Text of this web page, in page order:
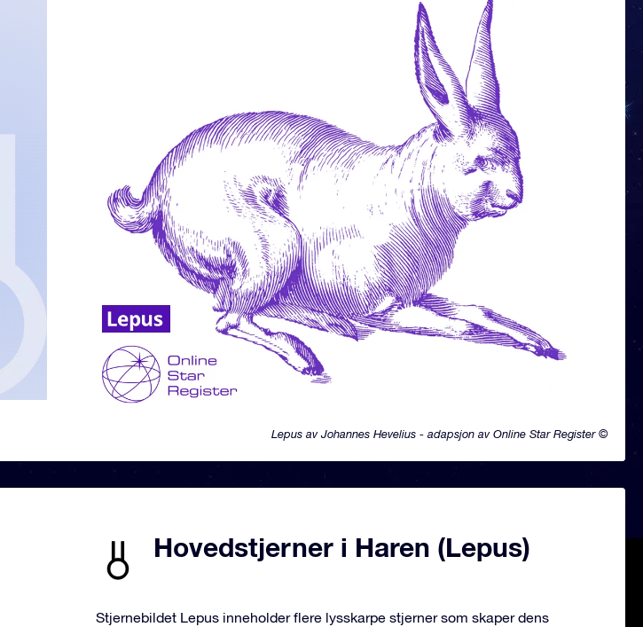
Lepus av Johannes Hevelius - adapsjon av Online Star Register ©
Hovedstjerner i Haren (Lepus)
Stjernebildet Lepus inneholder flere lysskarpe stjerner som skaper dens